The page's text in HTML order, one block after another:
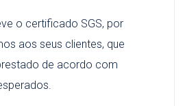
o certificado SGS, por
aos seus clientes, que
de acordo com